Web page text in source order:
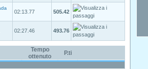
02:13.77 505.42
02:27.46 493.76
Tempo
ottenuto
P.ti